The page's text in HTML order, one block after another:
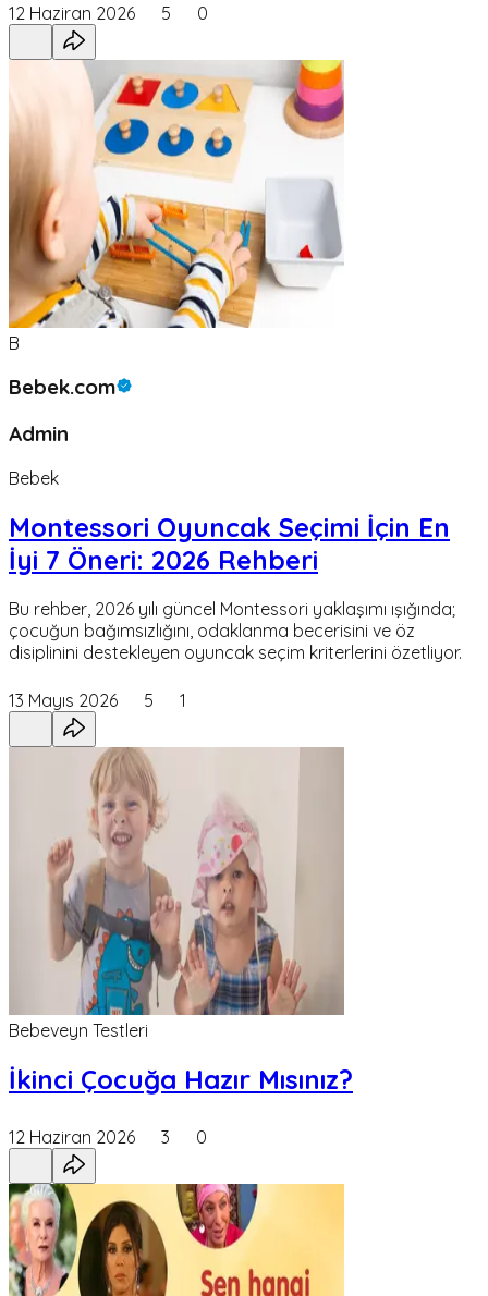
12 Haziran 2026 5 0
B
Bebek.com
Admin
Bebek
Montessori Oyuncak Seçimi İçin En
İyi 7 Öneri: 2026 Rehberi
Bu rehber, 2026 yılı güncel Montessori yaklaşımı ışığında;
çocuğun bağımsızlığını, odaklanma becerisini ve öz
disiplinini destekleyen oyuncak seçim kriterlerini özetliyor.
13 Mayıs 2026 5 1
Bebeveyn Testleri
İkinci Çocuğa Hazır Mısınız?
12 Haziran 2026 3 0